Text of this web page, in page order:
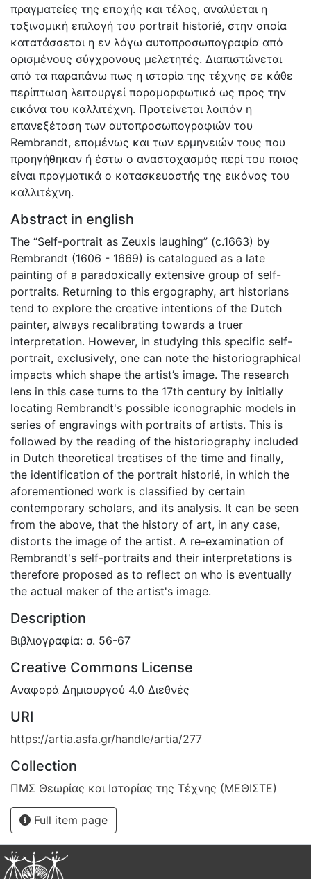
πραγµατείες της εποχής και τέλος, αναλύεται η
ταξινοµική επιλογή του portrait historié, στην οποία
κατατάσσεται η εν λόγω αυτοπροσωπογραφία από
ορισµένους σύγχρονους µελετητές. Διαπιστώνεται
από τα παραπάνω πως η ιστορία της τέχνης σε κάθε
περίπτωση λειτουργεί παραµορφωτικά ως προς την
εικόνα του καλλιτέχνη. Προτείνεται λοιπόν η
επανεξέταση των αυτοπροσωπογραφιών του
Rembrandt, εποµένως και των ερµηνειών τους που
προηγήθηκαν ή έστω ο αναστοχασµός περί του ποιος
είναι πραγµατικά ο κατασκευαστής της εικόνας του
καλλιτέχνη.
Abstract in english
The “Self-portrait as Zeuxis laughing” (c.1663) by
Rembrandt (1606 - 1669) is catalogued as a late
painting of a paradoxically extensive group of self-
portraits. Returning to this ergography, art historians
tend to explore the creative intentions of the Dutch
painter, always recalibrating towards a truer
interpretation. However, in studying this specific self-
portrait, exclusively, one can note the historiographical
impacts which shape the artist’s image. The research
lens in this case turns to the 17th century by initially
locating Rembrandt's possible iconographic models in
series of engravings with portraits of artists. This is
followed by the reading of the historiography included
in Dutch theoretical treatises of the time and finally,
the identification of the portrait historié, in which the
aforementioned work is classified by certain
contemporary scholars, and its analysis. It can be seen
from the above, that the history of art, in any case,
distorts the image of the artist. A re-examination of
Rembrandt's self-portraits and their interpretations is
therefore proposed as to reflect on who is eventually
the actual maker of the artist's image.
Description
Βιβλιογραφία: σ. 56-67
Creative Commons License
Αναφορά Δημιουργού 4.0 Διεθνές
URI
https://artia.asfa.gr/handle/artia/277
Collection
ΠΜΣ Θεωρίας και Ιστορίας της Τέχνης (ΜΕΘΙΣΤΕ)
Full item page